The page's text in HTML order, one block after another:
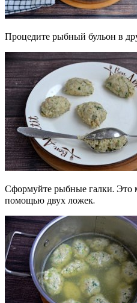
Процедите рыбный бульон в
Сформуйте рыбные галки. Это
помощью двух ложек.